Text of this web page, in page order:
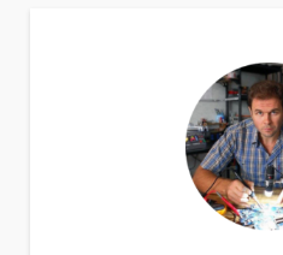
Выбирая сервисный центр
комплексной компьютерной
вы получаете надежного и
партнера, который возьмет
технической инфраструктуре.